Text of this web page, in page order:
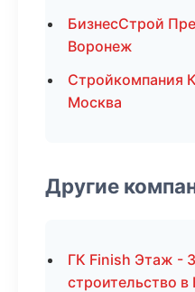
БизнесСтрой
Воронеж
Стройкомпания
Москва
Другие
ГК Finish Этаж -
строительство в